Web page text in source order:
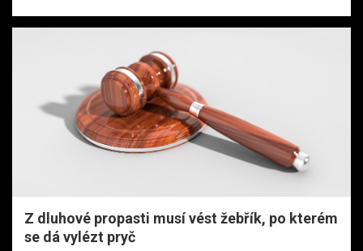
Z dluhové propasti musí vést žebřík, po kterém
se dá vylézt pryč